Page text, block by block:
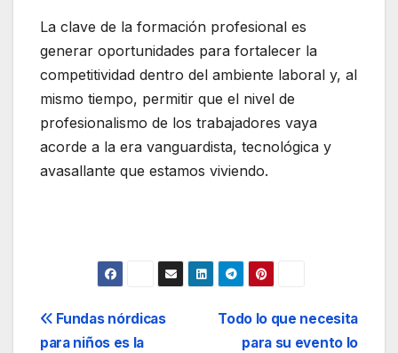
La clave de la formación profesional es
generar oportunidades para fortalecer la
competitividad dentro del ambiente laboral y, al
mismo tiempo, permitir que el nivel de
profesionalismo de los trabajadores vaya
acorde a la era vanguardista, tecnológica y
avasallante que estamos viviendo.
Navegación
Todo lo que necesita
para su evento lo
Fundas nórdicas
para niños es la